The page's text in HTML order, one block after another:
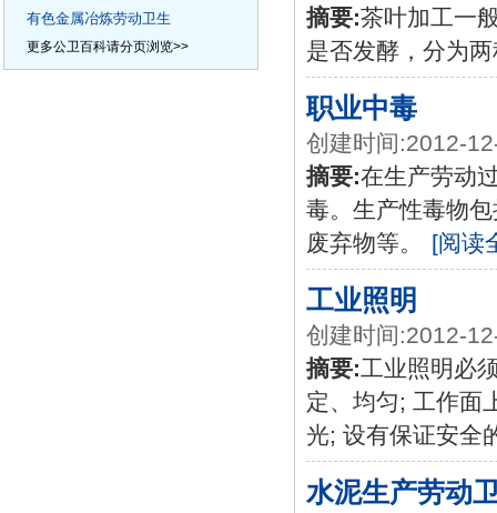
摘要:茶叶加工一
是否发酵，分为
职业中毒
创建时间:2012-
摘要:在生产劳动
毒。生产性毒物
废弃物等。
[阅读
工业照明
创建时间:2012-
摘要:工业照明必
定、均匀; 工作面
光; 设有保证安全
水泥生产劳动
有色金属冶炼劳动卫生
更多公卫百科请分页浏览>>